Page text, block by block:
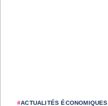
#ACTUALITÉS ÉCONOMIQUES